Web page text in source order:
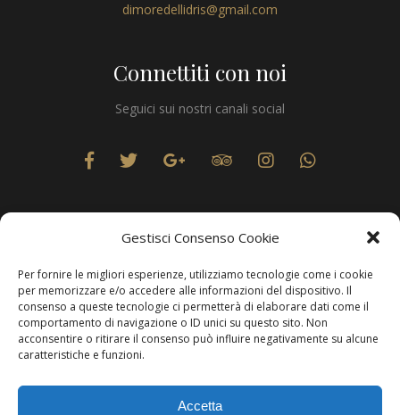
Gestisci Consenso Cookie
Per fornire le migliori esperienze, utilizziamo tecnologie come i cookie
per memorizzare e/o accedere alle informazioni del dispositivo. Il
consenso a queste tecnologie ci permetterà di elaborare dati come il
comportamento di navigazione o ID unici su questo sito. Non
acconsentire o ritirare il consenso può influire negativamente su alcune
caratteristiche e funzioni.
Accetta
dimoredellidris@gmail.com
Connettiti con noi
Seguici sui nostri canali social
Privacy
Produzione WebResolvis Marketing & Comunicazione